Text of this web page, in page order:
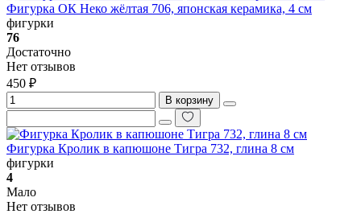
Фигурка ОК Неко жёлтая 706, японская керамика, 4 см
фигурки
76
Достаточно
Нет отзывов
450 ₽
В корзину
Фигурка Кролик в капюшоне Тигра 732, глина 8 см
фигурки
4
Мало
Нет отзывов